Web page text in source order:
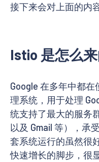
接下来会对上面的内
Istio 是怎么
Google 在多年中都
理系统，用于处理
统支持了最大的服务
以及 Gmail 等），承
套系统运行的虽然很
快速增长的脚步，很